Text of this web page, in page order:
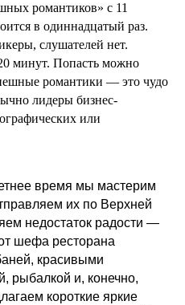
романтиков» с 11
в одиннадцатый раз.
слушателей нет.
минут. Попасть можно
романтики — это чудо
лидеры бизнес-
или
время мы мастерим
их по Верхней
недостаток радости —
шефа ресторана
красивыми
рыбалкой и, конечно,
короткие яркие